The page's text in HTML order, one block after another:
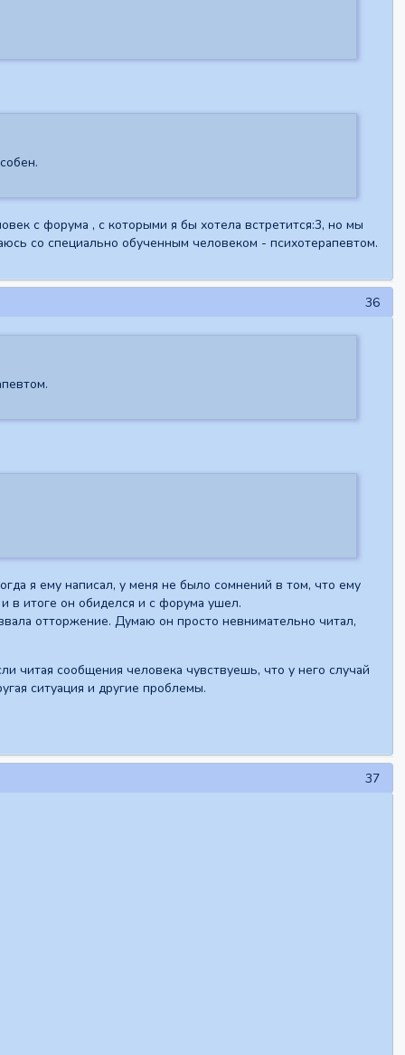
с форума , с которыми я бы хотела встретится:3, но мы
со специально обученным человеком - психотерапевтом.
36
я ему написал, у меня не было сомнений в том, что ему
в итоге он обиделся и с форума ушел.
отторжение. Думаю он просто невнимательно читал,
читая сообщения человека чувствуешь, что у него случай
ситуация и другие проблемы.
37